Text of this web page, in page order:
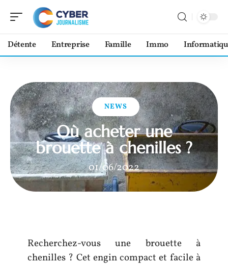
Détente Entreprise Famille Immo
NEWS
Où acheter une
brouette à chenilles ?
01/06/2022
Recherchez-vous une brouette à
chenilles ? Cet engin compact et facile à